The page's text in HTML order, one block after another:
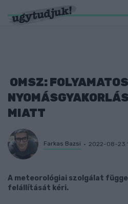
OMSZ:
MIATT
Farkas Bazsi 2022-08-23
A meteorológiai szolgálat
felállítását kéri.